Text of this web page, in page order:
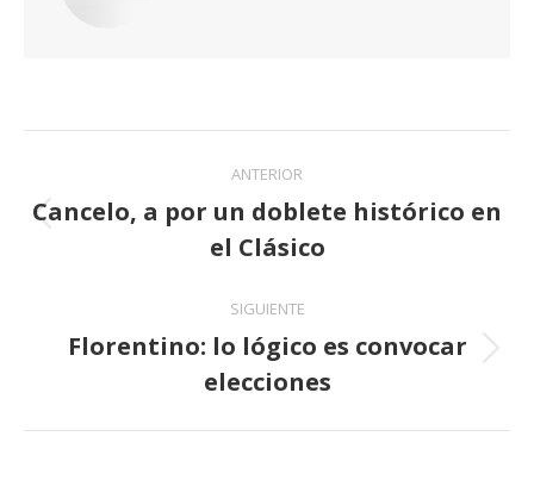
Navegación
entre
publicaciones
ANTERIOR
Publicación
anterior:
Cancelo, a por un doblete histórico en
el Clásico
SIGUIENTE
Publicación
siguiente:
Florentino: lo lógico es convocar
elecciones